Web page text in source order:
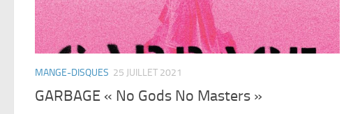
MANGE-DISQUES 25 JUILLET 2021
GARBAGE « No Gods No Masters »